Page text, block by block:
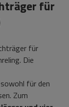
für
für
Die
für den
Zum